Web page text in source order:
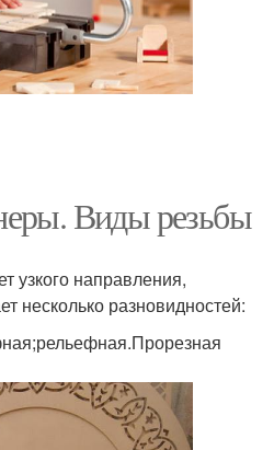
Виды резьбы
узкого направления,
несколько разновидностей: